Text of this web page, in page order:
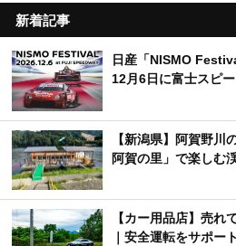
新着記事
日産「NISMO
12月6日に富士スピ
【新潟県】阿賀野川
阿賀の里」で楽しむ
【カー用品店】売れ
｜安全運転をサポー